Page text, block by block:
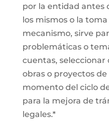
por la entidad antes
los mismos o la
mecanismo, sirve
problemáticas o
cuentas, seleccionar
obras o proyectos
momento del ciclo
para la mejora de
legales.*